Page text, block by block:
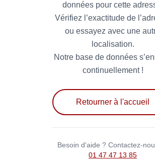
données pour cette
Vérifiez l’exactitude de
ou essayez avec une
localisation.
Notre base de données
continuellement !
Retourner à l'accueil
Besoin d'aide ? Contactez-
01 47 47 13 85